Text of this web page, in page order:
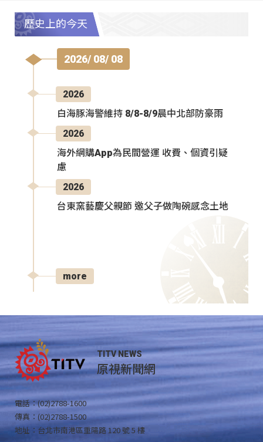
歷史上的今天
2026/ 08/ 08
2026
白海豚海警維持 8/8-8/9晨中北部防豪雨
2026
海外網購App為民間營運 收費、個資引疑
慮
2026
台東窯藝慶父親節 邀父子做陶碗感念土地
more
TITV NEWS
原視新聞網
電話：(02)2788-1600
傳真：(02)2788-1500
地址：台北市南港區重陽路 120 號 5 樓